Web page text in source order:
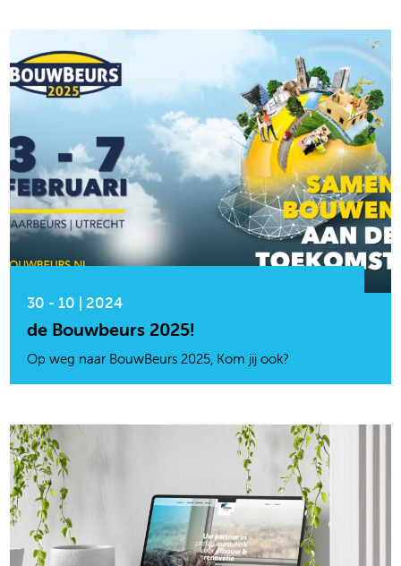
30 - 10 | 2024
de Bouwbeurs 2025!
Op weg naar BouwBeurs 2025, Kom jij ook?